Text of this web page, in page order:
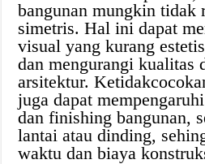
bangunan mungkin tidak
simetris. Hal ini dapat
visual yang kurang
dan mengurangi kualitas
arsitektur.
juga dapat
dan finishing bangunan,
lantai atau dinding,
waktu dan biaya